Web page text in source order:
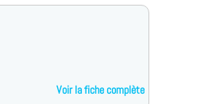
Voir la fiche complète